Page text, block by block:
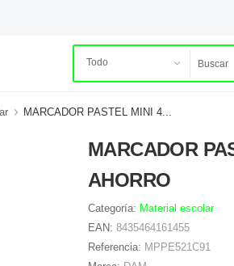
MARCADOR PASTEL MINI 4...
MARCADOR
AHORRO
Categoría: Material escolar
EAN: 8435464161455
Referencia: MPPE521C91